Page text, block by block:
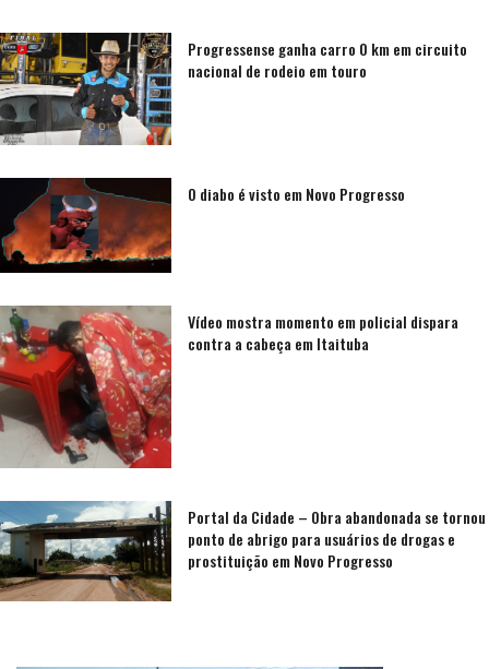
Progressense ganha carro 0 km em circuito
nacional de rodeio em touro
O diabo é visto em Novo Progresso
Vídeo mostra momento em policial dispara
contra a cabeça em Itaituba
Portal da Cidade – Obra abandonada se tornou
ponto de abrigo para usuários de drogas e
prostituição em Novo Progresso